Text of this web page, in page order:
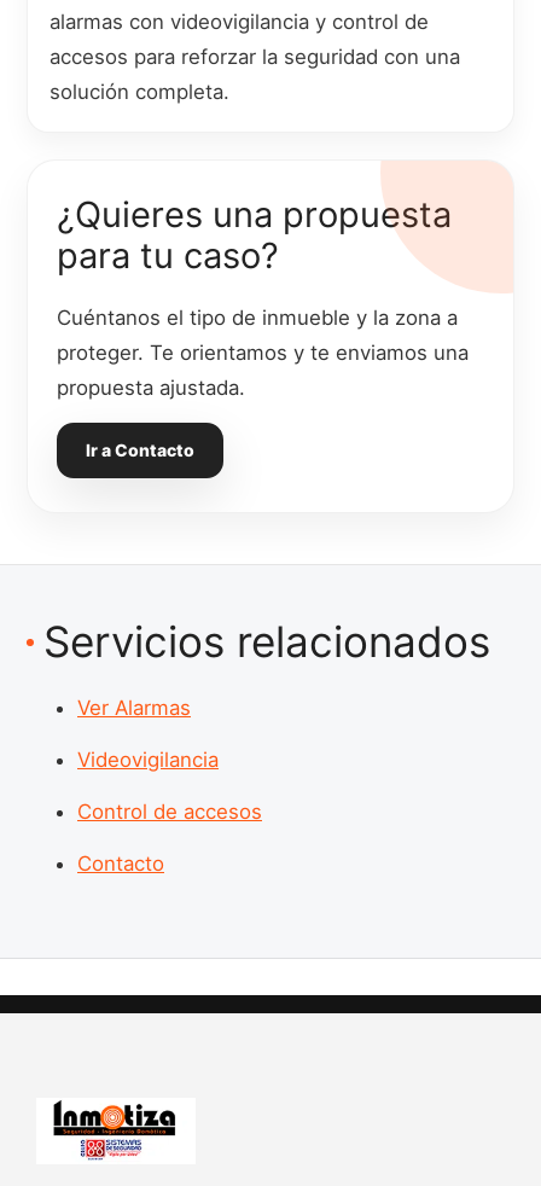
alarmas con videovigilancia y control de
accesos para reforzar la seguridad con una
solución completa.
¿Quieres una propuesta
para tu caso?
Cuéntanos el tipo de inmueble y la zona a
proteger. Te orientamos y te enviamos una
propuesta ajustada.
Ir a Contacto
Servicios relacionados
Ver Alarmas
Videovigilancia
Control de accesos
Contacto